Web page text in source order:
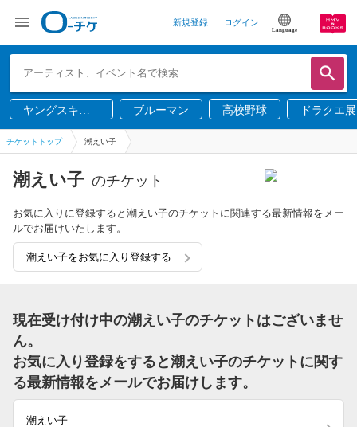
新規登録 ログイン
Language
ヤングスキニ
ー
ブルーマン 高校野球 ドラクエ展
チケットトップ 潮えい子
潮えい子 のチケット
お気に入りに登録すると潮えい子のチケットに関連する最新情報をメー
ルでお届けいたします。
潮えい子をお気に入り登録する
現在受け付け中の潮えい子のチケットはございませ
ん。
お気に入り登録をすると潮えい子のチケットに関す
る最新情報をメールでお届けします。
潮えい子